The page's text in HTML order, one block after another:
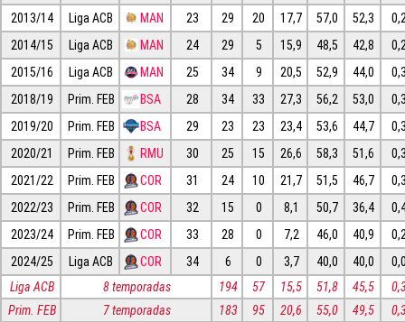
2013/14
Liga ACB MAN 23 29 20 17,7 57,0 52,3
2014/15
Liga ACB MAN 24 29 5 15,9 48,5 42,8
2015/16
Liga ACB MAN 25 34 9 20,5 52,9 44,0
2018/19
Prim. FEB BSA 28 34 33 27,3 56,2 53,0
2019/20
Prim. FEB BSA 29 23 23 23,4 53,6 44,7
2020/21
Prim. FEB RMU 30 25 15 26,6 58,3 51,6
2021/22
Prim. FEB COR 31 24 10 21,7 51,5 46,7
2022/23
Prim. FEB COR 32 15 0 8,1 50,7 36,4
2023/24
Prim. FEB COR 33 28 0 7,2 46,0 40,9
2024/25
Liga ACB COR 34 6 0 3,7 40,0 40,0
Liga ACB
8 temporadas 194 57 15,5 51,8 45,5
Prim. FEB
7 temporadas 183 95 20,6 55,0 49,5